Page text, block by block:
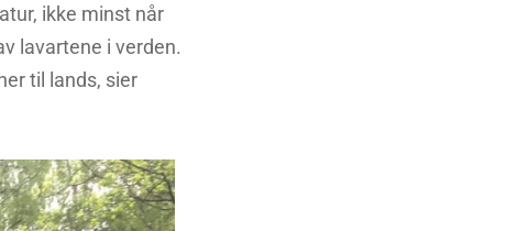
ikke minst når
lavartene i verden.
til lands, sier